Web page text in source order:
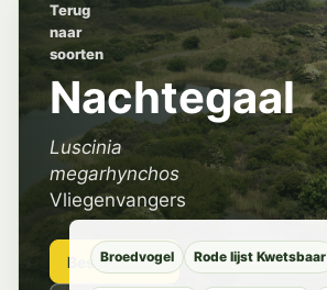
Terug
naar
soorten
Nachtegaal
Luscinia
megarhynchos
Vliegenvangers
Beschrijving
Broedvogel Rode lijst Kwetsbaar